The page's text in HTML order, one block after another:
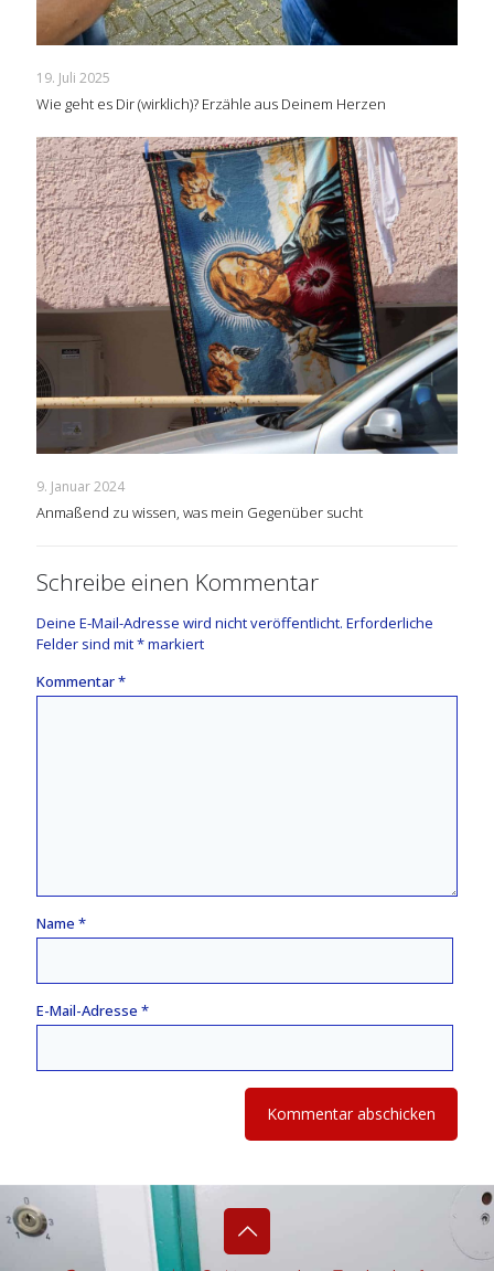
19. Juli 2025
Wie geht es Dir (wirklich)? Erzähle aus Deinem Herzen
9. Januar 2024
Anmaßend zu wissen, was mein Gegenüber sucht
Schreibe einen Kommentar
Deine E-Mail-Adresse wird nicht veröffentlicht. Erforderliche
Felder sind mit*markiert
Kommentar*
Name *
E-Mail-Adresse *